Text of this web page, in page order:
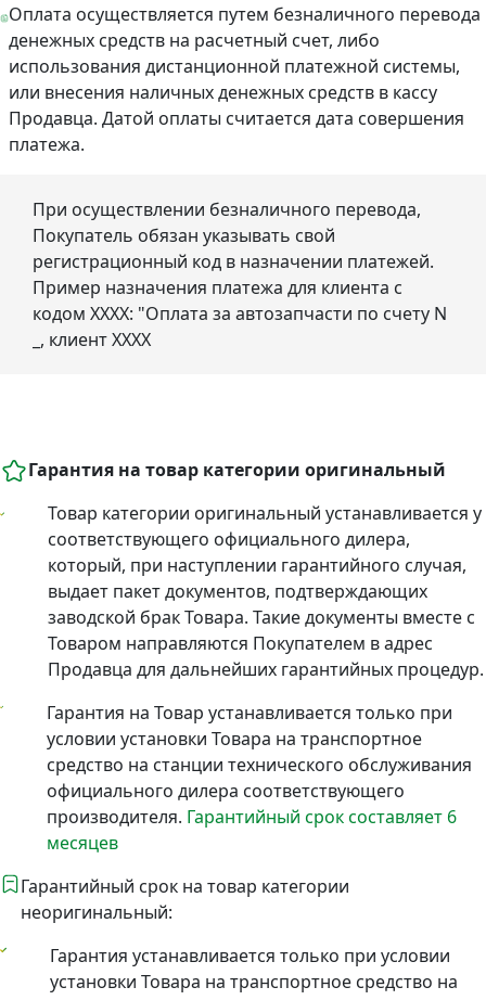
Оплата осуществляется путем безналичного перевода
денежных средств на расчетный счет, либо
использования дистанционной платежной системы,
или внесения наличных денежных средств в кассу
Продавца. Датой оплаты считается дата совершения
платежа.
При осуществлении безналичного перевода,
Покупатель обязан указывать свой
регистрационный код в назначении платежей.
Пример назначения платежа для клиента с
кодом ХХХХ: "Оплата за автозапчасти по счету N
_, клиент ХХХХ
Гарантия на товар категории оригинальный
Товар категории оригинальный устанавливается у
соответствующего официального дилера,
который, при наступлении гарантийного случая,
выдает пакет документов, подтверждающих
заводской брак Товара. Такие документы вместе с
Товаром направляются Покупателем в адрес
Продавца для дальнейших гарантийных процедур.
Гарантия на Товар устанавливается только при
условии установки Товара на транспортное
средство на станции технического обслуживания
официального дилера соответствующего
производителя. Гарантийный срок составляет 6
месяцев
Гарантийный срок на товар категории
неоригинальный:
Гарантия устанавливается только при условии
установки Товара на транспортное средство на